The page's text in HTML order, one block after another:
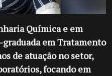
Química e em
em Tratamento
de atuação no setor,
focando em